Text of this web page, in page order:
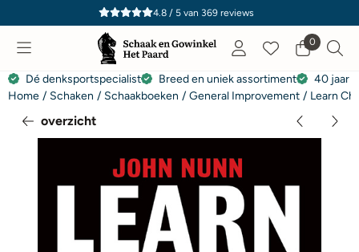
Cookievoorkeuren zijn momenteel gesloten.
4.8 / 5van 369reviews
0
Dé denksportspecialist Breed en uniek assortiment
40 jaar
Home / Schaken / Schaakboeken / General Improvement / Learn
overzicht